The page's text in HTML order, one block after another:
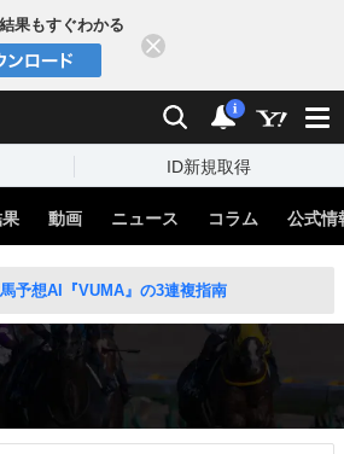
果もすぐわかる
検索 通知
i
ID新規取得
果 動画 ニュース コラム 公式情
馬予想AI『VUMA』の3連複指南